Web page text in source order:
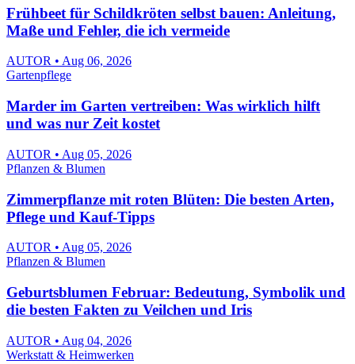
Frühbeet für Schildkröten selbst bauen: Anleitung,
Maße und Fehler, die ich vermeide
AUTOR • Aug 06, 2026
Gartenpflege
Marder im Garten vertreiben: Was wirklich hilft
und was nur Zeit kostet
AUTOR • Aug 05, 2026
Pflanzen & Blumen
Zimmerpflanze mit roten Blüten: Die besten Arten,
Pflege und Kauf-Tipps
AUTOR • Aug 05, 2026
Pflanzen & Blumen
Geburtsblumen Februar: Bedeutung, Symbolik und
die besten Fakten zu Veilchen und Iris
AUTOR • Aug 04, 2026
Werkstatt & Heimwerken